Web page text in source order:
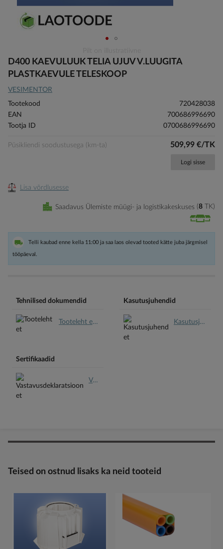
to
the
of
the
images
D400 KAEVULUUK TELIA UJUV V.LUUGITA
PLASTKAEVULE TELESKOOP
VESIMENTOR
Tootekood
720428038
EAN
700686996690
Tootja ID
0700686996690
Püsikliendi soodustusega (km-ta) 509,99 €/TK
Logi sisse
Lisa võrdlusesse
Saadavus Ülemiste müügi- ja logistikakeskuses 8 TK
Telli kaubad enne kella 11:00 ja saa laos olevad tooted kätte juba järgmisel
tööpäeval.
Tehnilised dokumendid
Tooteleht et.pdf
Kasutusjuhendid
Kasutusjuhend et.pdf
Sertifikaadid
Vastavusdeklaratsioon et.pdf
Teised on ostnud lisaks ka neid tooteid